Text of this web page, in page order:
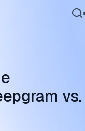
vs.
nasıl çalışır?